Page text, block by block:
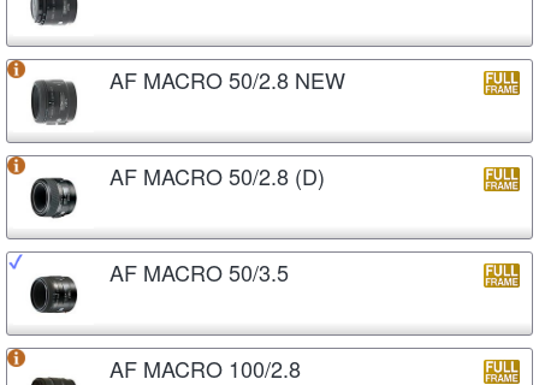
AF MACRO 50/2.8 NEW
AF MACRO 50/2.8 (D)
AF MACRO 50/3.5
AF MACRO 100/2.8